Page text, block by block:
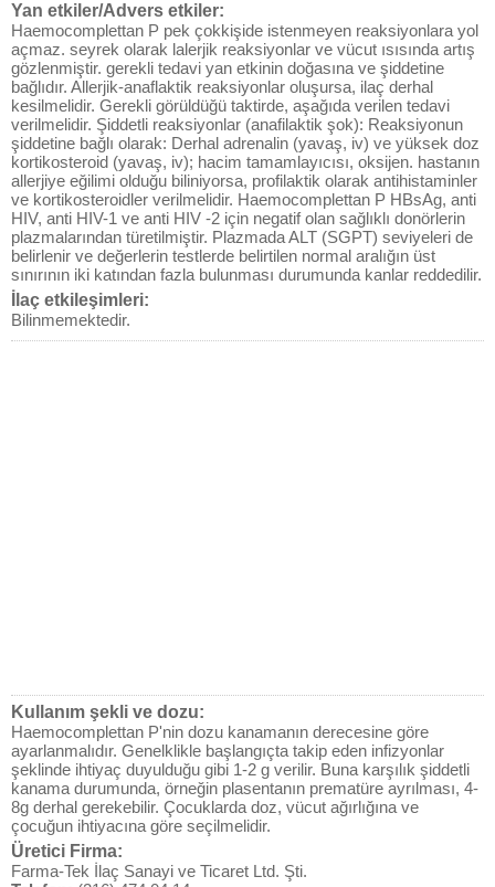
Yan etkiler/Advers etkiler:
Haemocomplettan P pek çokkişide istenmeyen reaksiyonlara yol
açmaz. seyrek olarak lalerjik reaksiyonlar ve vücut ısısında artış
gözlenmiştir. gerekli tedavi yan etkinin doğasına ve şiddetine
bağlıdır. Allerjik-anaflaktik reaksiyonlar oluşursa, ilaç derhal
kesilmelidir. Gerekli görüldüğü taktirde, aşağıda verilen tedavi
verilmelidir. Şiddetli reaksiyonlar (anafilaktik şok): Reaksiyonun
şiddetine bağlı olarak: Derhal adrenalin (yavaş, iv) ve yüksek doz
kortikosteroid (yavaş, iv); hacim tamamlayıcısı, oksijen. hastanın
allerjiye eğilimi olduğu biliniyorsa, profilaktik olarak antihistaminler
ve kortikosteroidler verilmelidir. Haemocomplettan P HBsAg, anti
HIV, anti HIV-1 ve anti HIV -2 için negatif olan sağlıklı donörlerin
plazmalarından türetilmiştir. Plazmada ALT (SGPT) seviyeleri de
belirlenir ve değerlerin testlerde belirtilen normal aralığın üst
sınırının iki katından fazla bulunması durumunda kanlar reddedilir.
İlaç etkileşimleri:
Bilinmemektedir.
Kullanım şekli ve dozu:
Haemocomplettan P'nin dozu kanamanın derecesine göre
ayarlanmalıdır. Genelklikle başlangıçta takip eden infizyonlar
şeklinde ihtiyaç duyulduğu gibi 1-2 g verilir. Buna karşılık şiddetli
kanama durumunda, örneğin plasentanın prematüre ayrılması, 4-
8g derhal gerekebilir. Çocuklarda doz, vücut ağırlığına ve
çocuğun ihtiyacına göre seçilmelidir.
Üretici Firma:
Farma-Tek İlaç Sanayi ve Ticaret Ltd. Şti.